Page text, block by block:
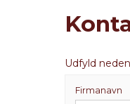
Udfyld
Firmanavn